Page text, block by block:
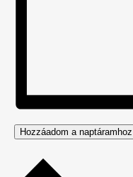
Hozzáadom a naptáramhoz